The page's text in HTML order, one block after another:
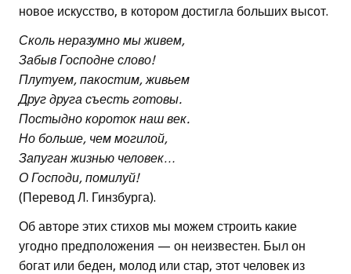
новое искусство, в котором достигла больших высот.
Сколь неразумно мы живем,
Забыв Господне слово!
Плутуем, пакостим, живьем
Друг друга съесть готовы.
Постыдно короток наш век.
Но больше, чем могилой,
Запуган жизнью человек…
О Господи, помилуй!
(Перевод Л. Гинзбурга).
Об авторе этих стихов мы можем строить какие
угодно предположения — он неизвестен. Был он
богат или беден, молод или стар, этот человек из